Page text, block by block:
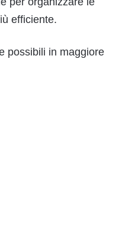
efficiente.
possibili in maggiore